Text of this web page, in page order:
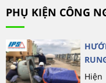
PHỤ KIỆN CÔNG